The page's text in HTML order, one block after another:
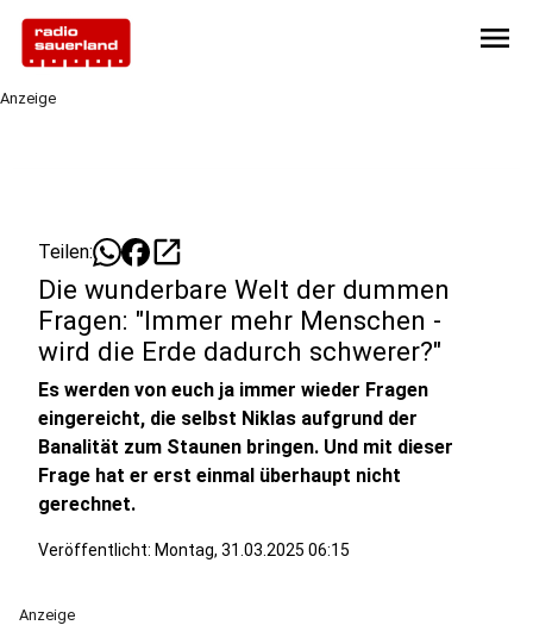
menu
Anzeige
Teilen: open_in_new
Die wunderbare Welt der dummen
Fragen: "Immer mehr Menschen -
wird die Erde dadurch schwerer?"
Es werden von euch ja immer wieder Fragen
eingereicht, die selbst Niklas aufgrund der
Banalität zum Staunen bringen. Und mit dieser
Frage hat er erst einmal überhaupt nicht
gerechnet.
Veröffentlicht: Montag, 31.03.2025 06:15
Anzeige